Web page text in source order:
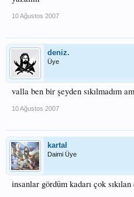
10 Ağustos 2007
deniz.
Üye
valla ben bir şeyden sıkılmadım
10 Ağustos 2007
kartal
Daimi Üye
insanlar gördüm kadarı çok